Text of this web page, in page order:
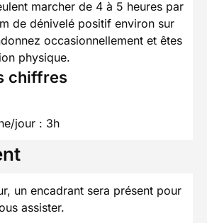
marcher de 4 à 5 heures par
de dénivelé positif environ sur
occasionnellement et êtes
physique.
chiffres
jour : 3h
un encadrant sera présent pour
assister.